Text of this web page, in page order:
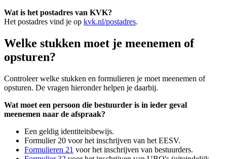
Wat is het postadres van KVK?
Het postadres vind je op kvk.nl/postadres.
Welke stukken moet je meenemen of
opsturen?
Controleer welke stukken en formulieren je moet meenemen of
opsturen. De vragen hieronder helpen je daarbij.
Wat moet een persoon die bestuurder is in ieder geval
meenemen naar de afspraak?
Een geldig identiteitsbewijs.
Formulier 20 voor het inschrijven van het EESV.
Formulieren 21 voor het inschrijven van bestuurders.